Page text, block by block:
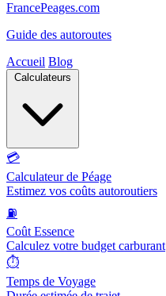
FrancePeages.com
Guide des autoroutes
Accueil Blog
Calculateurs
💳
Calculateur de Péage
Estimez vos coûts autoroutiers
⛽
Coût Essence
Calculez votre budget carburant
⏱️
Temps de Voyage